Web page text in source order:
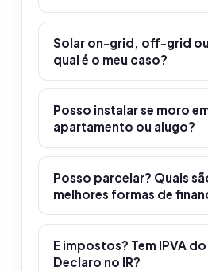
Solar on-grid, off-grid
qual é o meu caso?
Posso instalar se moro
apartamento ou alugo?
Posso parcelar? Quais
melhores formas de
E impostos? Tem IPVA
Declaro no IR?